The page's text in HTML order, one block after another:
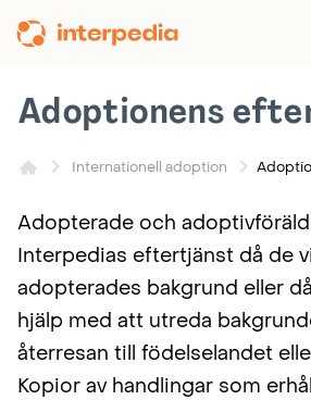
till
Internationell adoption
Adoptionens
Adopterade och
Interpedias eftertjänst då de
adopterades bakgrund eller
hjälp med att utreda
återresan till födelselandet
Kopior av handlingar som